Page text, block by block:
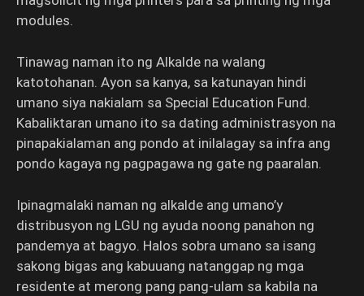
modules.
Tinawag naman ito ng Alkalde na walang
katotohanan. Ayon sa kanya, sa katunayan hindi
umano siya nakialam sa Special Education Fund.
Kabaliktaran umano ito sa dating administrasyon na
pinapakialaman ang pondo at inilalagay sa infra ang
pondo kagaya ng pagpagawa ng gate ng paaralan.
Ipinagmalaki naman ng alkalde ang umano’y
distribusyon ng LGU ng ayuda noong panahon ng
pandemya at bagyo. Halos sobra umano sa isang
sakong bigas ang kabuuang natanggap ng mga
residente at merong pang pang-ulam sa kabila na